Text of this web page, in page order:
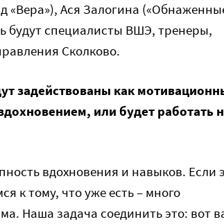
«Вера»), Ася Залогина
будут специалисты ВШЭ, тренеры,
Сколково.
задействованы как
или будет работать
вдохновения и навыков. Если
к тому, что уже есть – много
Наша задача соединить это: вот